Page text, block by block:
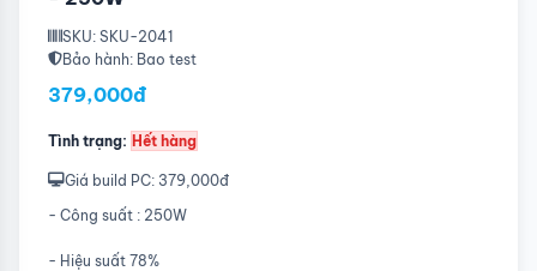
SKU: SKU-2041
Bảo hành: Bao test
379,000đ
Tình trạng: Hết hàng
Giá build PC: 379,000đ
- Công suất : 250W
- Hiệu suất 78%